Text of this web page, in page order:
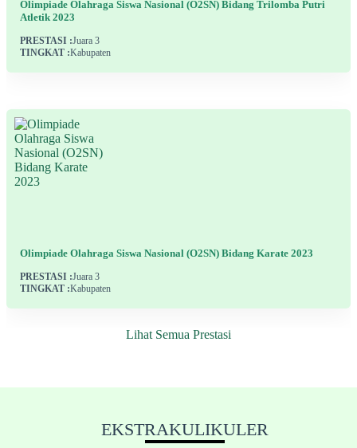
Olimpiade Olahraga Siswa Nasional (O2SN) Bidang Trilomba Putri
Atletik 2023
PRESTASI :Juara 3
TINGKAT :Kabupaten
Olimpiade Olahraga Siswa Nasional (O2SN) Bidang Karate 2023
PRESTASI :Juara 3
TINGKAT :Kabupaten
Lihat Semua Prestasi
EKSTRAKULIKULER